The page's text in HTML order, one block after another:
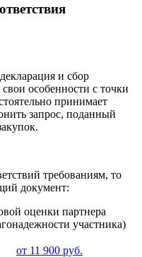
и сбор
особенности с точки
принимает
запрос, поданный
требованиям, то
документ:
оценки партнера
участника)
от 11 900 руб.